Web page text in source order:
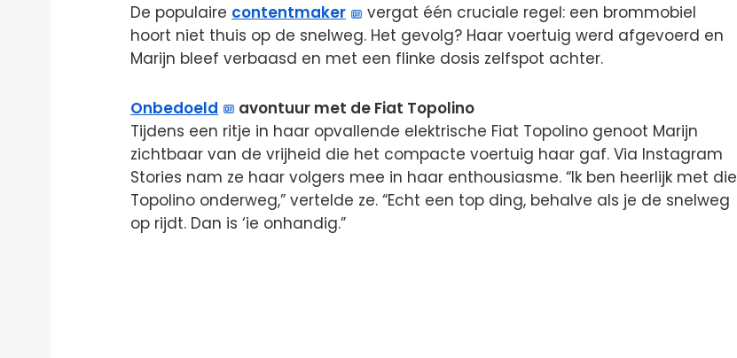
De populaire contentmaker
vergat één cruciale regel: een brommobiel
hoort niet thuis op de snelweg. Het gevolg? Haar voertuig werd afgevoerd en
Marijn bleef verbaasd en met een flinke dosis zelfspot achter.
Onbedoeld
avontuur met de Fiat Topolino
Tijdens een ritje in haar opvallende elektrische Fiat Topolino genoot Marijn
zichtbaar van de vrijheid die het compacte voertuig haar gaf. Via Instagram
Stories nam ze haar volgers mee in haar enthousiasme. “Ik ben heerlijk met die
Topolino onderweg,” vertelde ze. “Echt een top ding, behalve als je de snelweg
op rijdt. Dan is ‘ie onhandig.”